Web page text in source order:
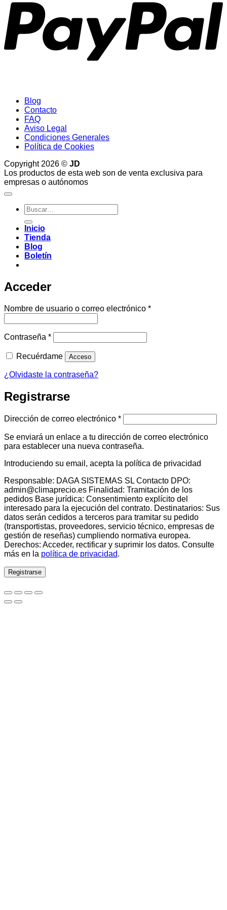
Blog
Contacto
FAQ
Aviso Legal
Condiciones Generales
Política de Cookies
Copyright 2026 © JD
Los productos de esta web son de venta exclusiva para
empresas o autónomos
Buscar
por:
Inicio
Tienda
Blog
Boletín
Acceder
Nombre de usuario o correo electrónico *Obligatorio
Contraseña *Obligatorio
Recuérdame Acceso
¿Olvidaste la contraseña?
Registrarse
Dirección de correo electrónico *Obligatorio
Se enviará un enlace a tu dirección de correo electrónico
para establecer una nueva contraseña.
Introduciendo su email, acepta la política de privacidad
Responsable: DAGA SISTEMAS SL Contacto DPO:
admin@climaprecio.es Finalidad: Tramitación de los
pedidos Base jurídica: Consentimiento explícito del
interesado para la ejecución del contrato. Destinatarios: Sus
datos serán cedidos a terceros para tramitar su pedido
(transportistas, proveedores, servicio técnico, empresas de
gestión de reseñas) cumpliendo normativa europea.
Derechos: Acceder, rectificar y suprimir los datos. Consulte
más en la política de privacidad.
Registrarse